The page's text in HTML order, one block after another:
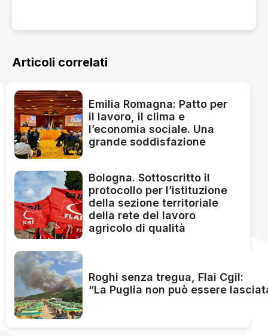
Articoli correlati
Emilia Romagna: Patto per
il lavoro, il clima e
l’economia sociale. Una
grande soddisfazione
Bologna. Sottoscritto il
protocollo per l’istituzione
della sezione territoriale
della rete del lavoro
agricolo di qualità
Roghi senza tregua, Flai Cgil:
“La Puglia non può essere